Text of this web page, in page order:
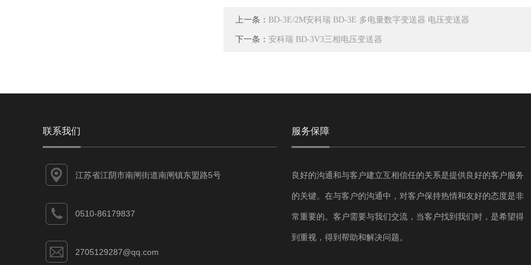
上一条： BD-3E/2M安科瑞 BD-3E 多电量数字变送器 电压变送器
下一条： 安科瑞 BD-3V3三相电压变送器
联系我们
江苏省江阴市南闸街道南闸镇东盟路5号
0510-86179837
2705129287@qq.com
服务保障
良好的沟通和与客户建立互相信任的关系是提供良好的客户服务
的关键。在与客户的沟通中，对客户保持热情和友好的态度是非
常重要的。客户需要与我们交流，当客户找到我们时，是希望得
到重视，得到帮助和解决问题。